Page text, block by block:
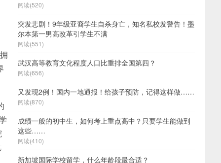
阅读(520)
突发悲剧！9年级亚裔学生自杀身亡，知名私校发警告！墨
尔本第一男高改革引学生不满
阅读(551)
武汉高等教育文化程度人口比重排全国第四？
阅读(656)
又发现2例！国内一地通报！给孩子预防，记得这样做……
阅读(870)
成绩一般的初中生，如何考上重点高中？只要学生能做到
这些……
阅读(410)
新加坡国际学校留学，什么年龄段最合适？